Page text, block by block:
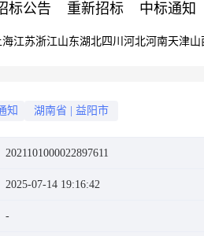
标公告 重新招标 中标通知
海江苏浙江山东湖北四川 河北河南天津山
知 湖南省 益阳市
2021101000022897611
2025-07-14 19:16:42